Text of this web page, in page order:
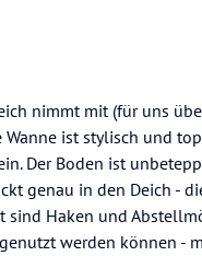
nimmt mit (für uns
ist stylisch und
Der Boden ist
genau in den Deich -
sind Haken und
werden können -